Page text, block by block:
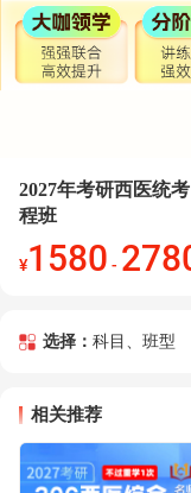
2027年考研西医统
程班
¥1580 -
选择： 科目、班型
相关推荐